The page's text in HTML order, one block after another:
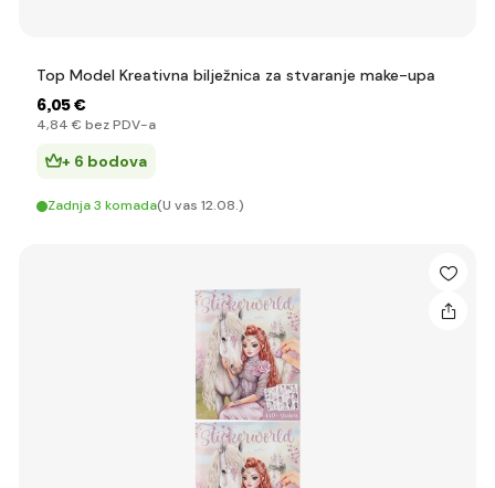
Top Model Kreativna bilježnica za stvaranje make-upa
6,05 €
4,84 € bez PDV-a
+ 6 bodova
Zadnja 3 komada(U vas 12.08.)